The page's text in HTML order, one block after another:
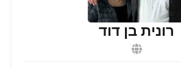
רונית בן דוד